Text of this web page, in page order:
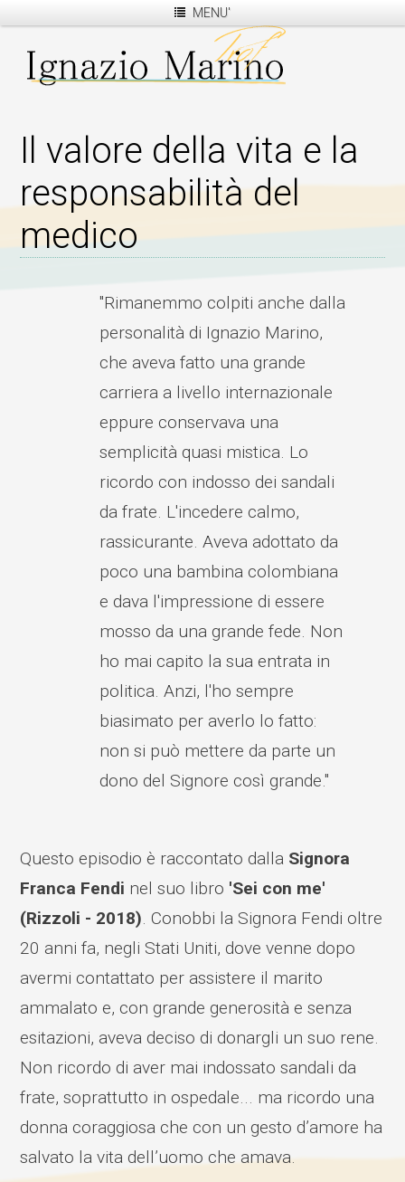
MENU'
Il valore della vita e la
responsabilità del
medico
"Rimanemmo colpiti anche dalla
personalità di Ignazio Marino,
che aveva fatto una grande
carriera a livello internazionale
eppure conservava una
semplicità quasi mistica. Lo
ricordo con indosso dei sandali
da frate. L'incedere calmo,
rassicurante. Aveva adottato da
poco una bambina colombiana
e dava l'impressione di essere
mosso da una grande fede. Non
ho mai capito la sua entrata in
politica. Anzi, l'ho sempre
biasimato per averlo lo fatto:
non si può mettere da parte un
dono del Signore così grande."
Questo episodio è raccontato dalla Signora
Franca Fendi nel suo libro 'Sei con me'
(Rizzoli - 2018) . Conobbi la Signora Fendi oltre
20 anni fa, negli Stati Uniti, dove venne dopo
avermi contattato per assistere il marito
ammalato e, con grande generosità e senza
esitazioni, aveva deciso di donargli un suo rene.
Non ricordo di aver mai indossato sandali da
frate, soprattutto in ospedale... ma ricordo una
donna coraggiosa che con un gesto d’amore ha
salvato la vita dell’uomo che amava.